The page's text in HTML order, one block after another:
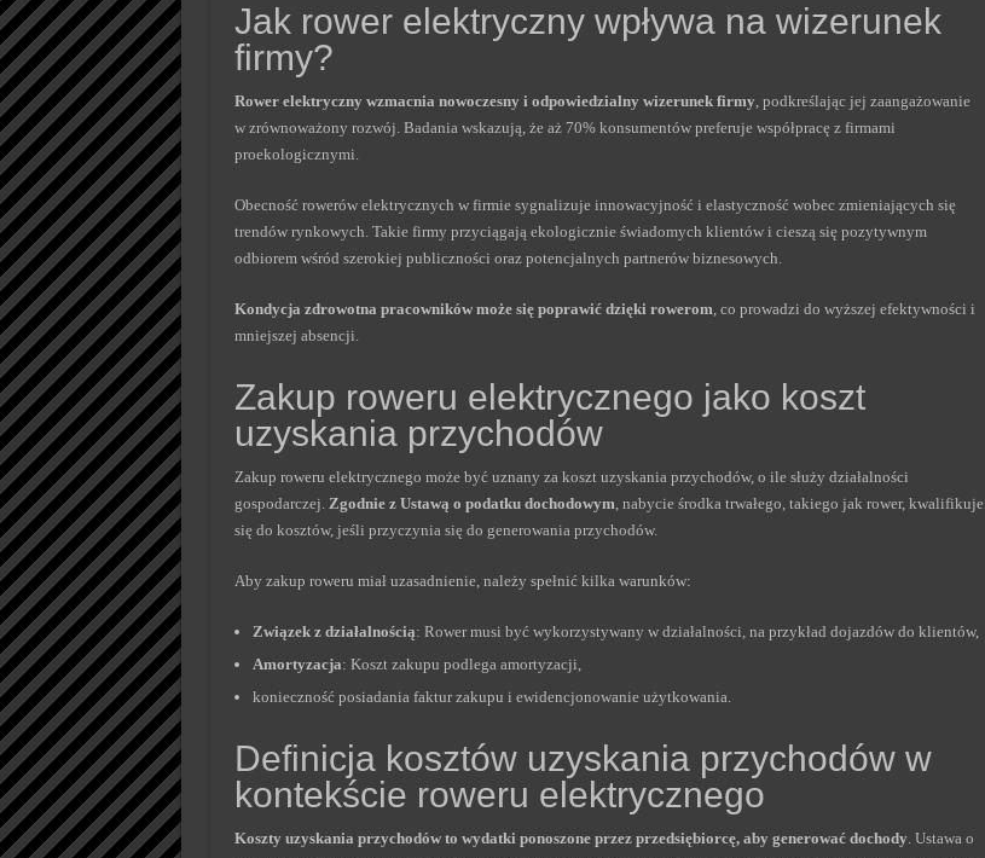
Jak rower elektryczny wpływa na wizerunek
firmy?
Rower elektryczny wzmacnia nowoczesny i odpowiedzialny wizerunek firmy, podkreślając jej zaangażowanie
w zrównoważony rozwój. Badania wskazują, że aż 70% konsumentów preferuje współpracę z firmami
proekologicznymi.
Obecność rowerów elektrycznych w firmie sygnalizuje innowacyjność i elastyczność wobec zmieniających się
trendów rynkowych. Takie firmy przyciągają ekologicznie świadomych klientów i cieszą się pozytywnym
odbiorem wśród szerokiej publiczności oraz potencjalnych partnerów biznesowych.
Kondycja zdrowotna pracowników może się poprawić dzięki rowerom, co prowadzi do wyższej efektywności i
mniejszej absencji.
Zakup roweru elektrycznego jako koszt
uzyskania przychodów
Zakup roweru elektrycznego może być uznany za koszt uzyskania przychodów, o ile służy działalności
gospodarczej. Zgodnie z Ustawą o podatku dochodowym, nabycie środka trwałego, takiego jak rower, kwalifikuje
się do kosztów, jeśli przyczynia się do generowania przychodów.
Aby zakup roweru miał uzasadnienie, należy spełnić kilka warunków:
Związek z działalnością: Rower musi być wykorzystywany w działalności, na przykład dojazdów do klientów,
Amortyzacja: Koszt zakupu podlega amortyzacji,
konieczność posiadania faktur zakupu i ewidencjonowanie użytkowania.
Definicja kosztów uzyskania przychodów w
kontekście roweru elektrycznego
Koszty uzyskania przychodów to wydatki ponoszone przez przedsiębiorcę, aby generować dochody. Ustawa o